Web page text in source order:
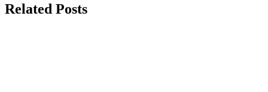
Related Posts